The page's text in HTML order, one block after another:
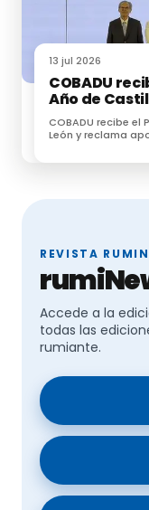
13 jul 2026
COBADU
Año de
COBADU recibe el
León y reclama
REVISTA
Accede a la
todas las
rumiante.